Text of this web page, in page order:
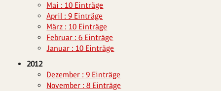
Mai : 10 Einträge
April : 9 Einträge
März : 10 Einträge
Februar : 6 Einträge
Januar : 10 Einträge
2012
Dezember : 9 Einträge
November : 8 Einträge